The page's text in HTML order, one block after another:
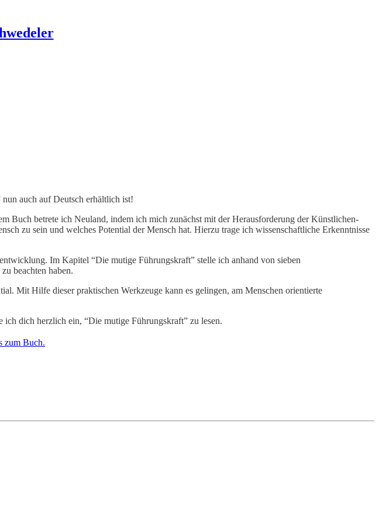
auch auf Deutsch erhältlich ist!
Buch betrete ich Neuland, indem ich mich zunächst mit der Herausforderung der Künstlichen-
zu sein und welches Potential der Mensch hat. Hierzu trage ich wissenschaftliche Erkenntnisse
Im Kapitel “Die mutige Führungskraft” stelle ich anhand von sieben
beachten haben.
Mit Hilfe dieser praktischen Werkzeuge kann es gelingen, am Menschen orientierte
dich herzlich ein, “Die mutige Führungskraft” zu lesen.
zum Buch.